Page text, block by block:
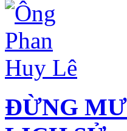
ĐỪNG